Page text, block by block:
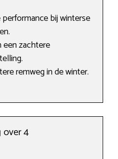
bij winterse
een zachtere
remweg in de winter.
4